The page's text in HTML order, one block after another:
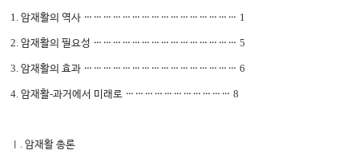
1.암재활의 역사 ………………………………………… 1
2.암재활의 필요성 ………………………………………5
3.암재활의 효과 …………………………………………6
4.암재활-과거에서 미래로 ……………………………8
.암재활 총론